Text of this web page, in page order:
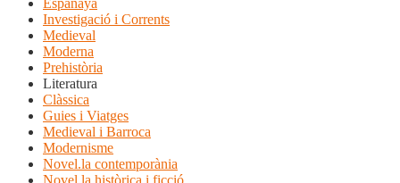
Espanaya
Investigació i Corrents
Medieval
Moderna
Prehistòria
Literatura
Clàssica
Guies i Viatges
Medieval i Barroca
Modernisme
Novel.la contemporània
Novel.la històrica i ficció